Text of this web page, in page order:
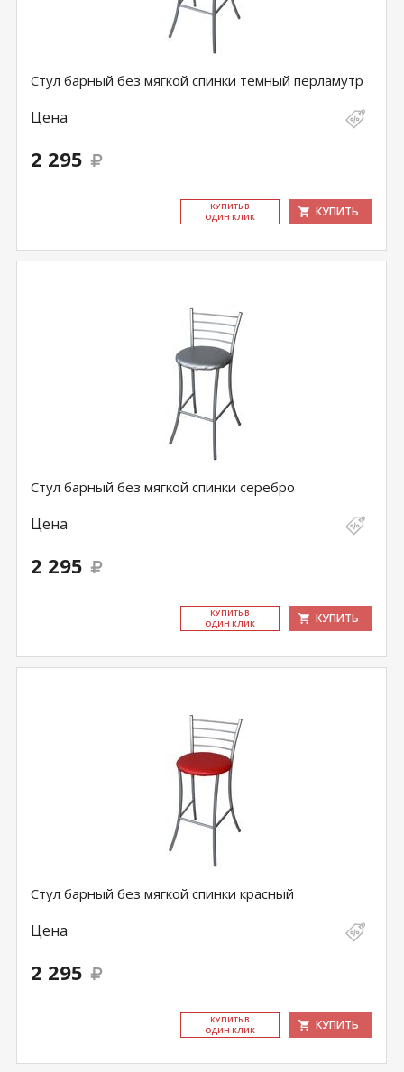
Стул барный без мягкой спинки темный перламутр
Цена
2 295
КУ­ПИТЬ В
ОДИН КЛИК
КУПИТЬ
Стул барный без мягкой спинки серебро
Цена
2 295
КУ­ПИТЬ В
ОДИН КЛИК
КУПИТЬ
Стул барный без мягкой спинки красный
Цена
2 295
КУ­ПИТЬ В
ОДИН КЛИК
КУПИТЬ